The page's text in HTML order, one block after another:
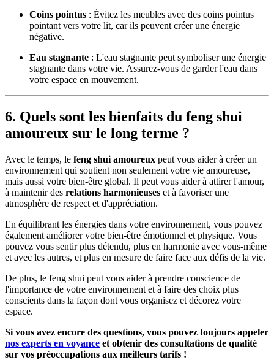
Coins pointus : Évitez les meubles avec des coins pointus
pointant vers votre lit, car ils peuvent créer une énergie
négative.
Eau stagnante : L'eau stagnante peut symboliser une énergie
stagnante dans votre vie. Assurez-vous de garder l'eau dans
votre espace en mouvement.
6. Quels sont les bienfaits du feng shui
amoureux sur le long terme ?
Avec le temps, le feng shui amoureux peut vous aider à créer un
environnement qui soutient non seulement votre vie amoureuse,
mais aussi votre bien-être global. Il peut vous aider à attirer l'amour,
à maintenir des relations harmonieuses et à favoriser une
atmosphère de respect et d'appréciation.
En équilibrant les énergies dans votre environnement, vous pouvez
également améliorer votre bien-être émotionnel et physique. Vous
pouvez vous sentir plus détendu, plus en harmonie avec vous-même
et avec les autres, et plus en mesure de faire face aux défis de la vie.
De plus, le feng shui peut vous aider à prendre conscience de
l'importance de votre environnement et à faire des choix plus
conscients dans la façon dont vous organisez et décorez votre
espace.
Si vous avez encore des questions, vous pouvez toujours appeler
nos experts en voyance et obtenir des consultations de qualité
sur vos préoccupations aux meilleurs tarifs !